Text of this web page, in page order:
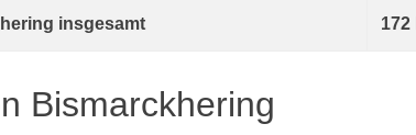
insgesamt 172
Bismarckhering